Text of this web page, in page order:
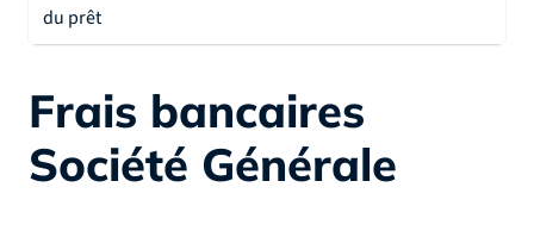
du prêt
Frais bancaires
Société Générale